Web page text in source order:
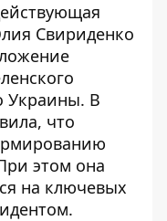
Свириденко
Украины. В
что
этом она
на ключевых